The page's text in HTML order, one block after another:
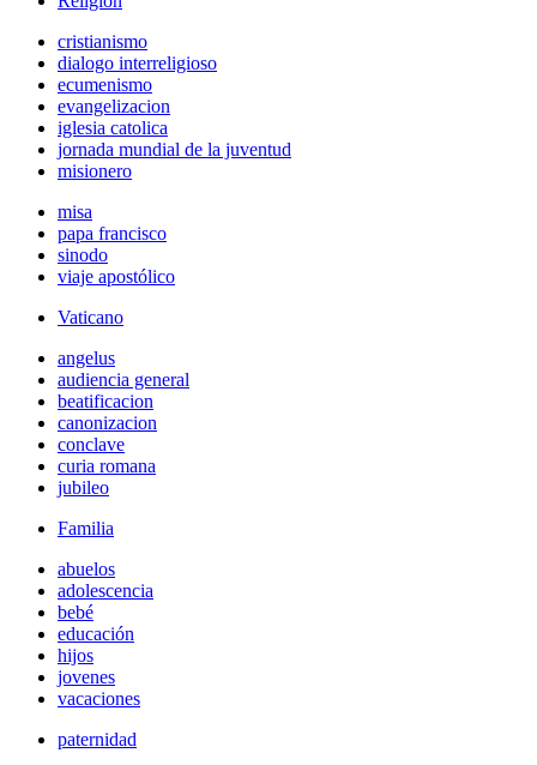
cristianismo
dialogo interreligioso
ecumenismo
evangelizacion
iglesia catolica
jornada mundial de la juventud
misionero
misa
papa francisco
sinodo
viaje apostólico
Vaticano
angelus
audiencia general
beatificacion
canonizacion
conclave
curia romana
jubileo
Familia
abuelos
adolescencia
bebé
educación
hijos
jovenes
vacaciones
paternidad